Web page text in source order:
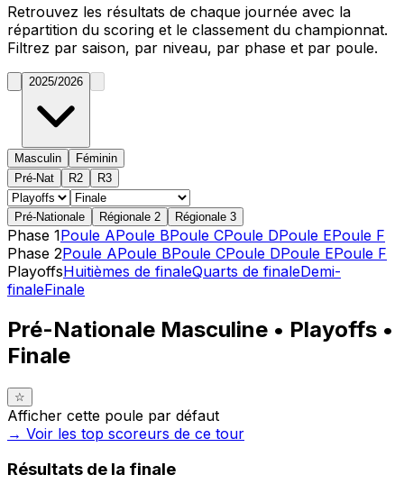
Retrouvez les résultats de chaque journée avec la
répartition du scoring et le classement du championnat.
Filtrez par saison, par niveau, par phase et par poule.
2025/2026
Masculin
Féminin
Pré-Nat
R2 R3
Pré-Nationale Régionale 2 Régionale 3
Phase 1Poule APoule BPoule CPoule DPoule EPoule F
Phase 2Poule APoule BPoule CPoule DPoule EPoule F
PlayoffsHuitièmes de finaleQuarts de finaleDemi-
finaleFinale
Pré-Nationale Masculine • Playoffs •
Finale
☆
Afficher cette poule par défaut
→ Voir les top scoreurs de ce tour
Résultats de la finale